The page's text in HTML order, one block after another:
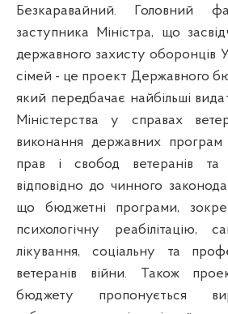
Безкаравайний. Головний
заступника Міністра, що
державного захисту оборонців
сімей - це проект Державного
який передбачає найбільші
Міністерства у справах
виконання державних
прав і свобод ветеранів та
відповідно до чинного
що бюджетні програми,
психологічну реабілітацію,
лікування, соціальну та
ветеранів війни. Також
бюджету пропонується